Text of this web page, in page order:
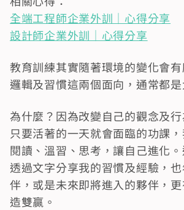
全端工程師企業外訓｜心得分享
設計師企業外訓｜心得分享
教育訓練其實隨著環境的變化會
邏輯及習慣這兩個面向，通常都是
為什麼？因為改變自己的觀念及
只要活著的一天就會面臨的功課
閱讀、溫習、思考，讓自己進化
透過文字分享我的習慣及經驗，
伴，或是未來即將進入的夥伴，
造雙贏。